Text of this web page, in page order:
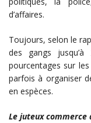
d’affaires.
Toujours, selon le
des gangs
pourcentages sur
parfois à organiser
en espèces.
Le juteux commerce